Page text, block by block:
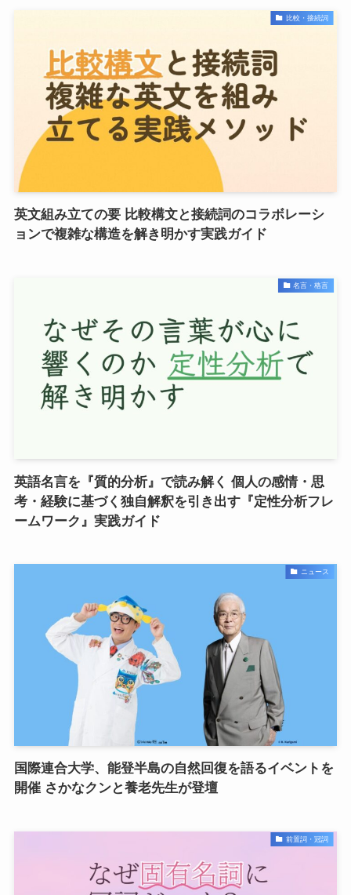
比較・接続詞
英文組み立ての要 比較構文と接続詞のコラボレーシ
ョンで複雑な構造を解き明かす実践ガイド
名言・格言
英語名言を『質的分析』で読み解く 個人の感情・思
考・経験に基づく独自解釈を引き出す『定性分析フレ
ームワーク』実践ガイド
ニュース
国際連合大学、能登半島の自然回復を語るイベントを
開催 さかなクンと養老先生が登壇
前置詞・冠詞